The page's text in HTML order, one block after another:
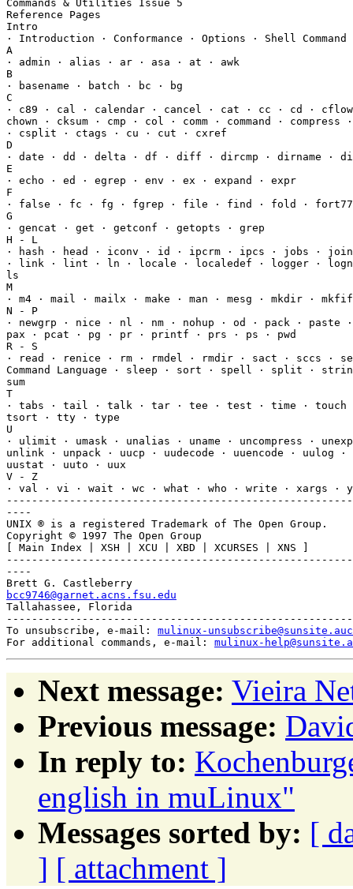
Commands & Utilities Issue 5
Reference Pages
Intro
· Introduction · Conformance · Options · Shell Command
A
· admin · alias · ar · asa · at · awk
B
· basename · batch · bc · bg
C
· c89 · cal · calendar · cancel · cat · cc · cd · cflow
chown · cksum · cmp · col · comm · command ·
· csplit · ctags · cu · cut · cxref
D
· date · dd · delta · df · diff · dircmp · dirname ·
E
· echo · ed · egrep · env · ex · expand · expr
F
· false · fc · fg · fgrep · file · find · fold ·
G
· gencat · get · getconf · getopts · grep
H - L
· hash · head · iconv · id · ipcrm · ipcs · jobs ·
· link · lint · ln · locale · localedef · logger ·
ls
M
· m4 · mail · mailx · make · man · mesg · mkdir ·
N - P
· newgrp · nice · nl · nm · nohup · od · pack · paste
pax · pcat · pg · pr · printf · prs · ps · pwd
R - S
· read · renice · rm · rmdel · rmdir · sact · sccs ·
Command Language · sleep · sort · spell · split ·
sum
T
· tabs · tail · talk · tar · tee · test · time ·
tsort · tty · type
U
· ulimit · umask · unalias · uname · uncompress ·
unlink · unpack · uucp · uudecode · uuencode · uulog ·
uustat · uuto · uux
V - Z
· val · vi · wait · wc · what · who · write · xargs ·
----
UNIX ® is a registered Trademark of The Open Group.
Copyright © 1997 The Open Group
[ Main Index | XSH | XCU | XBD | XCURSES | XNS ]
----
bcc9746@garnet.acns.fsu.edu
Tallahassee, Florida
To unsubscribe, e-mail: mulinux-
For additional commands, e-mail: mulinux-
Next message: Vieira
Previous message:
In reply to:
english in muLinux"
Messages sorted by: [
] [ attachment ]